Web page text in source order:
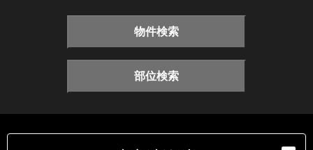
物件検索
部位検索